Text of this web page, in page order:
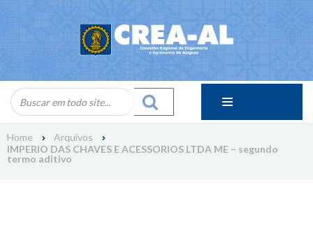
Home
Arquivos
IMPERIO DAS CHAVES E ACESSORIOS LTDA ME – segundo
termo aditivo